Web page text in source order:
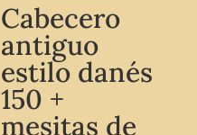
Cabecero
antiguo
estilo danés
150 +
mesitas de